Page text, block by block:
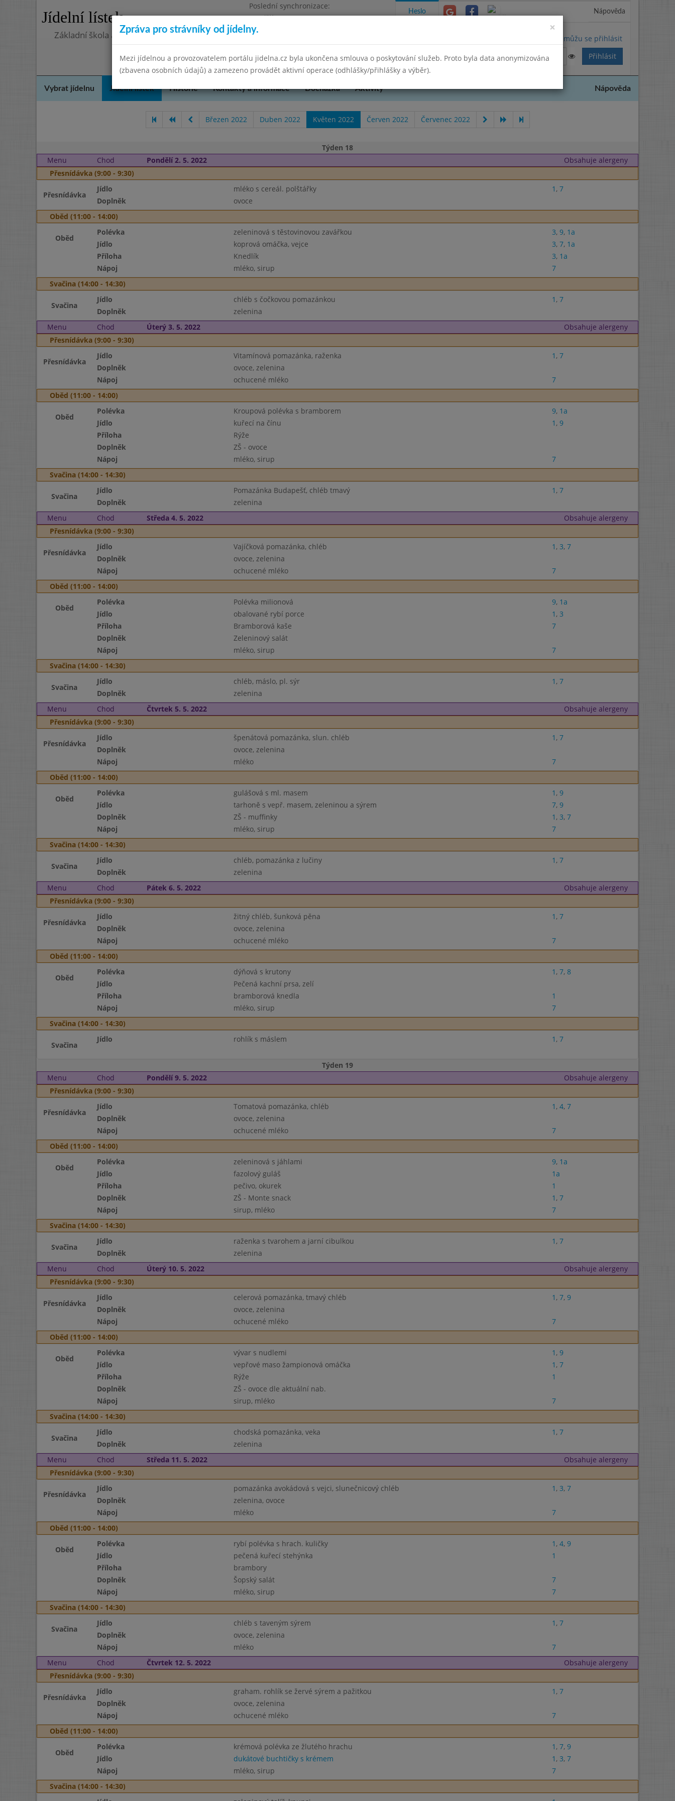
Jídelní lístek
Poslední synchronizace:
Pondělí 30.6.2025 15:21
Základní škola a Mateřská škola Telnice, okres Brno-venkov, příspěvková organizace
Heslo Nápověda
Nemůžu se přihlásit
Vybrat jídelnu Jídelní lístek Historie Kontakty a informace Docházka Aktivity Nápověda
Březen 2022 Duben 2022 Květen 2022 Červen 2022 Červenec 2022
Týden 18
Menu
Chod Pondělí 2. 5. 2022
Obsahuje alergeny
Přesnídávka (9:00 - 9:30)
Přesnídávka
Jídlo mléko s cereál. polštářky 1 , 7
Doplněk
ovoce
Oběd (11:00 - 14:00)
Oběd
Polévka zeleninová s těstovinovou zavářkou 3, 9, 1a
Jídlo
koprová omáčka, vejce 3, 7, 1a
Příloha
Knedlík 3, 1a
Nápoj
mléko, sirup
7
Svačina (14:00 - 14:30)
Svačina
Jídlo chléb s čočkovou pomazánkou 1 , 7
Doplněk
zelenina
Menu
Chod Úterý 3. 5. 2022
Obsahuje alergeny
Přesnídávka (9:00 - 9:30)
Přesnídávka
Jídlo Vitamínová pomazánka, raženka 1 , 7
Doplněk
ovoce, zelenina
Nápoj
ochucené mléko
7
Oběd (11:00 - 14:00)
Oběd
Polévka Kroupová polévka s bramborem 9, 1a
Jídlo
kuřecí na čínu 1 , 9
Příloha
Rýže
Doplněk
ZŠ - ovoce
Nápoj
mléko, sirup
7
Svačina (14:00 - 14:30)
Svačina
Jídlo Pomazánka Budapešť, chléb tmavý 1 , 7
Doplněk
zelenina
Menu
Chod Středa 4. 5. 2022
Obsahuje alergeny
Přesnídávka (9:00 - 9:30)
Přesnídávka
Jídlo Vajíčková pomazánka, chléb 1 , 3, 7
Doplněk
ovoce, zelenina
Nápoj
ochucené mléko
7
Oběd (11:00 - 14:00)
Oběd
Polévka Polévka milionová 9, 1a
Jídlo
obalované rybí porce 1 , 3
Příloha
Bramborová kaše
7
Doplněk
Zeleninový salát
Nápoj
mléko, sirup
7
Svačina (14:00 - 14:30)
Svačina
Jídlo chléb, máslo, pl. sýr 1 , 7
Doplněk
zelenina
Menu
Chod Čtvrtek 5. 5. 2022
Obsahuje alergeny
Přesnídávka (9:00 - 9:30)
Přesnídávka
Jídlo špenátová pomazánka, slun. chléb 1 , 7
Doplněk
ovoce, zelenina
Nápoj
mléko
7
Oběd (11:00 - 14:00)
Oběd
Polévka gulášová s ml. masem 1 , 9
Jídlo
tarhoně s vepř. masem, zeleninou a sýrem 7, 9
Doplněk
ZŠ - muffinky 1 , 3, 7
Nápoj
mléko, sirup
7
Svačina (14:00 - 14:30)
Svačina
Jídlo chléb, pomazánka z lučiny 1 , 7
Doplněk
zelenina
Menu
Chod Pátek 6. 5. 2022
Obsahuje alergeny
Přesnídávka (9:00 - 9:30)
Přesnídávka
Jídlo žitný chléb, šunková pěna 1 , 7
Doplněk
ovoce, zelenina
Nápoj
ochucené mléko
7
Oběd (11:00 - 14:00)
Oběd
Polévka dýňová s krutony 1 , 7, 8
Jídlo
Pečená kachní prsa, zelí
Příloha
bramborová knedla
1
Nápoj
mléko, sirup
7
Svačina (14:00 - 14:30)
Svačina
Jídlo rohlík s máslem 1 , 7
Týden 19
Menu
Chod Pondělí 9. 5. 2022
Obsahuje alergeny
Přesnídávka (9:00 - 9:30)
Přesnídávka
Jídlo Tomatová pomazánka, chléb 1 , 4, 7
Doplněk
ovoce, zelenina
Nápoj
ochucené mléko
7
Oběd (11:00 - 14:00)
Oběd
Polévka zeleninová s jáhlami 9, 1a
Jídlo
fazolový guláš
1a
Příloha
pečivo, okurek
1
Doplněk
ZŠ - Monte snack 1 , 7
Nápoj
sirup, mléko
7
Svačina (14:00 - 14:30)
Svačina
Jídlo raženka s tvarohem a jarní cibulkou 1 , 7
Doplněk
zelenina
Menu
Chod Úterý 10. 5. 2022
Obsahuje alergeny
Přesnídávka (9:00 - 9:30)
Přesnídávka
Jídlo celerová pomazánka, tmavý chléb 1 , 7, 9
Doplněk
ovoce, zelenina
Nápoj
ochucené mléko
7
Oběd (11:00 - 14:00)
Oběd
Polévka vývar s nudlemi 1 , 9
Jídlo
vepřové maso žampionová omáčka 1 , 7
Příloha
Rýže
1
Doplněk
ZŠ - ovoce dle aktuální nab.
Nápoj
sirup, mléko
7
Svačina (14:00 - 14:30)
Svačina
Jídlo chodská pomazánka, veka 1 , 7
Doplněk
zelenina
Menu
Chod Středa 11. 5. 2022
Obsahuje alergeny
Přesnídávka (9:00 - 9:30)
Přesnídávka
Jídlo pomazánka avokádová s vejci, slunečnicový chléb 1 , 3, 7
Doplněk
zelenina, ovoce
Nápoj
mléko
7
Oběd (11:00 - 14:00)
Oběd
Polévka rybí polévka s hrach. kuličky 1 , 4, 9
Jídlo
pečená kuřecí stehýnka
1
Příloha
brambory
Doplněk
Šopský salát
7
Nápoj
mléko, sirup
7
Svačina (14:00 - 14:30)
Svačina
Jídlo chléb s taveným sýrem 1 , 7
Doplněk
ovoce, zelenina
Nápoj
mléko
7
Menu
Chod Čtvrtek 12. 5. 2022
Obsahuje alergeny
Přesnídávka (9:00 - 9:30)
Přesnídávka
Jídlo graham. rohlík se žervé sýrem a pažitkou 1 , 7
Doplněk
ovoce, zelenina
Nápoj
ochucené mléko
7
Oběd (11:00 - 14:00)
Oběd
Polévka krémová polévka ze žlutého hrachu 1 , 7, 9
Jídlo
dukátové buchtičky s krémem 1 , 3, 7
Nápoj
mléko, sirup
7
Svačina (14:00 - 14:30)
×
Zpráva pro strávníky od jídelny.
Mezi jídelnou a provozovatelem portálu jidelna.cz byla ukončena smlouva o poskytování služeb. Proto byla data anonymizována
(zbavena osobních údajů) a zamezeno provádět aktivní operace (odhlášky/přihlášky a výběr).